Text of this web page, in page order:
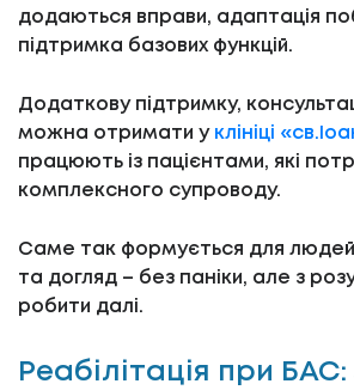
додаються вправи, адаптація
підтримка базових функцій.
Додаткову підтримку,
можна отримати у клініці
працюють із пацієнтами, які
комплексного супроводу.
Саме так формується для людей
та догляд – без паніки, але з
робити далі.
Реабілітація при БАС: